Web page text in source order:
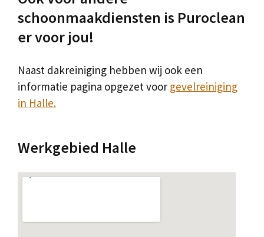
schoonmaakdiensten is Puroclean
er voor jou!
Naast dakreiniging hebben wij ook een
informatie pagina opgezet voor gevelreiniging
in Halle.
Werkgebied Halle